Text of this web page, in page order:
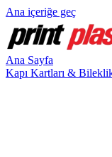
Ana içeriğe geç
Ana Sayfa
Kapı Kartları &